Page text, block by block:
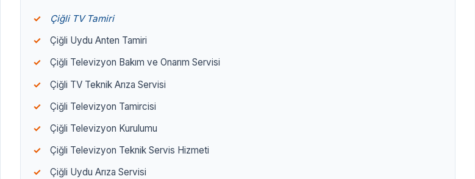
Çiğli TV Tamiri
Çiğli Uydu Anten Tamiri
Çiğli Televizyon Bakım ve Onarım Servisi
Çiğli TV Teknik Arıza Servisi
Çiğli Televizyon Tamircisi
Çiğli Televizyon Kurulumu
Çiğli Televizyon Teknik Servis Hizmeti
Çiğli Uydu Arıza Servisi